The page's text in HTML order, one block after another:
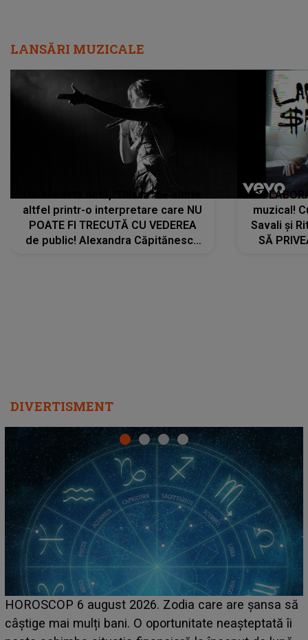
LANSĂRI MUZICALE
De această dată, "Dilaila" se simte
altfel printr-o interpretare care NU
POATE FI TRECUTĂ CU VEDEREA
de public! Alexandra Căpitănescu
muzical!
Savali și
SĂ
DIVERTISMENT
LINE-UP UNTOLD ONE, prima zi. Cine sunt artiștii
care deschid festivalul și de la ce ore au loc cele mai